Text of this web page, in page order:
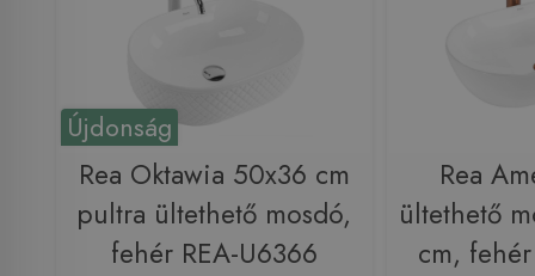
Újdonság
Rea Oktawia 50x36 cm
pultra ültethető mosdó,
fehér REA-U6366
Rea
ültethető
cm,